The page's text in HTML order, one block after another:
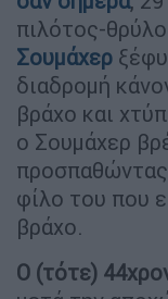
πιλότος-
Σουμάχερ
διαδρομή
βράχο και
ο Σουμάχερ
προσπαθώντας
φίλο του που
βράχο.
Ο (τότε)